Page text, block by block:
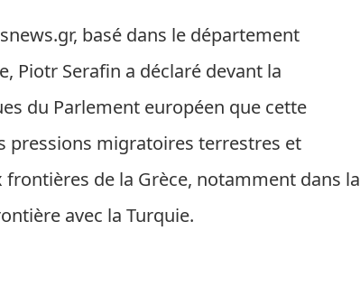
basé dans le département
Piotr Serafin a déclaré devant la
du Parlement européen que cette
pressions migratoires terrestres et
de la Grèce, notamment dans la
avec la Turquie.